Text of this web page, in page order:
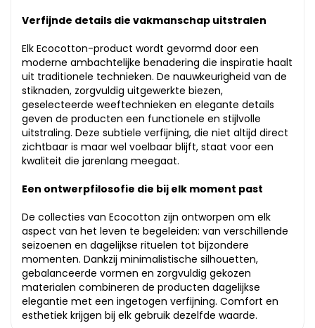
Verfijnde details die vakmanschap uitstralen
Elk Ecocotton-product wordt gevormd door een
moderne ambachtelijke benadering die inspiratie haalt
uit traditionele technieken. De nauwkeurigheid van de
stiknaden, zorgvuldig uitgewerkte biezen,
geselecteerde weeftechnieken en elegante details
geven de producten een functionele en stijlvolle
uitstraling. Deze subtiele verfijning, die niet altijd direct
zichtbaar is maar wel voelbaar blijft, staat voor een
kwaliteit die jarenlang meegaat.
Een ontwerpfilosofie die bij elk moment past
De collecties van Ecocotton zijn ontworpen om elk
aspect van het leven te begeleiden: van verschillende
seizoenen en dagelijkse rituelen tot bijzondere
momenten. Dankzij minimalistische silhouetten,
gebalanceerde vormen en zorgvuldig gekozen
materialen combineren de producten dagelijkse
elegantie met een ingetogen verfijning. Comfort en
esthetiek krijgen bij elk gebruik dezelfde waarde.